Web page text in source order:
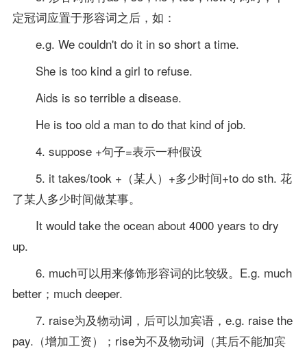
定冠词应置于形容词之后，如：
e.g. We couldn't do it in so short a time.
She is too kind a girl to refuse.
Aids is so terrible a disease.
He is too old a man to do that kind of job.
4. suppose +句子=表示一种假设
5. it takes/took +（某人）+多少时间+to do sth. 花
了某人多少时间做某事。
It would take the ocean about 4000 years to dry
up.
6. much可以用来修饰形容词的比较级。E.g. much
better；much deeper.
7. raise为及物动词，后可以加宾语，e.g. raise the
pay.（增加工资）；rise为不及物动词（其后不能加宾